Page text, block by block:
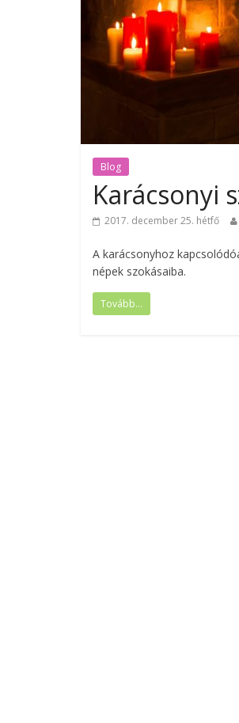
Blog
Karácsonyi
2017. december 25. hétfő
A karácsonyhoz
népek szokásaiba.
Tovább...